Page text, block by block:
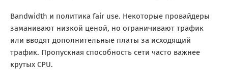
Bandwidth и политика fair use. Некоторые провайдеры
заманивают низкой ценой, но ограничивают трафик
или вводят дополнительные платы за исходящий
трафик. Пропускная способность сети часто важнее
крутых CPU.